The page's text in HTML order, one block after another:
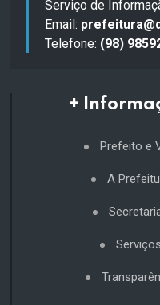
Serviço de
Email:
Telefone: (98)
+
Prefeito e
A
Serviços